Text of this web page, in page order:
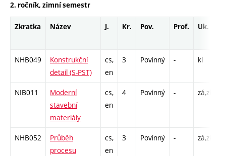
2. ročník, zimní semestr
Zkratka Název J. Kr. Pov. Prof. Uk.
NHB049
Konstrukční
detail (S-PST)
cs,
en
3 Povinný - kl
NIB011
Moderní
stavební
materiály
cs,
en
4 Povinný - zá,zk
NHB052
Průběh
procesu
cs,
en
3 Povinný - zá,zk